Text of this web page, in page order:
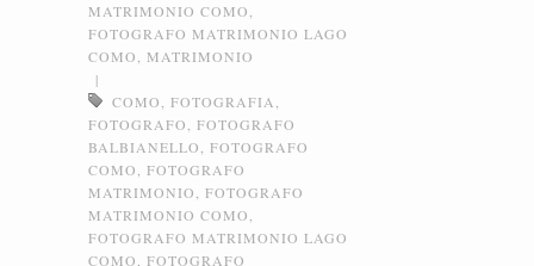
MATRIMONIO COMO
FOTOGRAFO MATRIMONIO LAGO
COMO
MATRIMONIO
|
COMO
FOTOGRAFIA
FOTOGRAFO
FOTOGRAFO
BALBIANELLO
FOTOGRAFO
COMO
FOTOGRAFO
MATRIMONIO
FOTOGRAFO
MATRIMONIO COMO
FOTOGRAFO MATRIMONIO LAGO
COMO
FOTOGRAFO